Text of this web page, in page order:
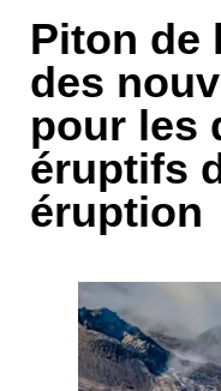
Piton de
des
pour les
éruptifs
éruption